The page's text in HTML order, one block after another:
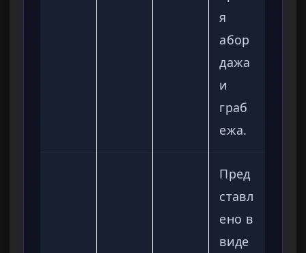
я
абор
дажа
и
граб
ежа.
Пред
ставл
ено в
виде